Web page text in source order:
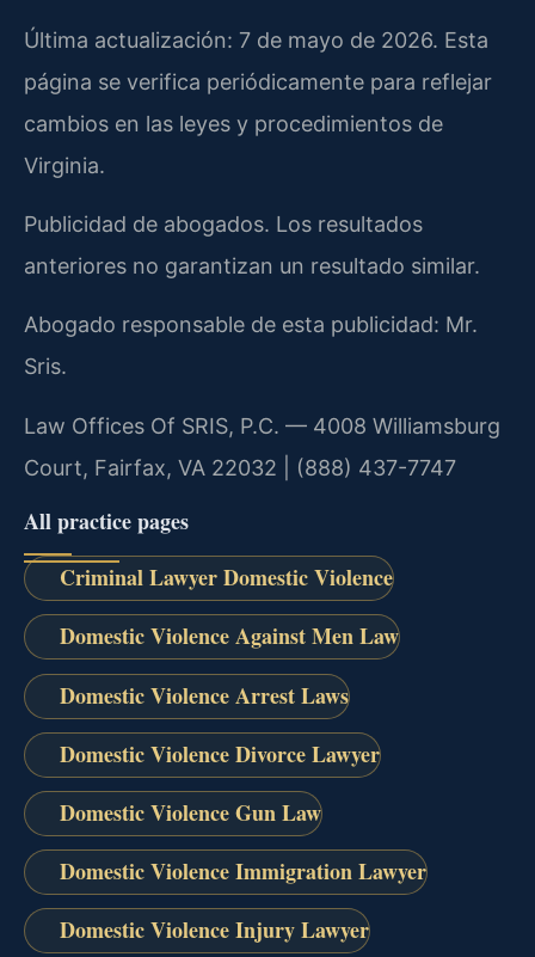
Última actualización: 7 de mayo de 2026. Esta
página se verifica periódicamente para reflejar
cambios en las leyes y procedimientos de
Virginia.
Publicidad de abogados. Los resultados
anteriores no garantizan un resultado similar.
Abogado responsable de esta publicidad: Mr.
Sris.
Law Offices Of SRIS, P.C. — 4008 Williamsburg
Court, Fairfax, VA 22032 | (888) 437-7747
All practice pages
Criminal Lawyer Domestic Violence
Domestic Violence Against Men Law
Domestic Violence Arrest Laws
Domestic Violence Divorce Lawyer
Domestic Violence Gun Law
Domestic Violence Immigration Lawyer
Domestic Violence Injury Lawyer